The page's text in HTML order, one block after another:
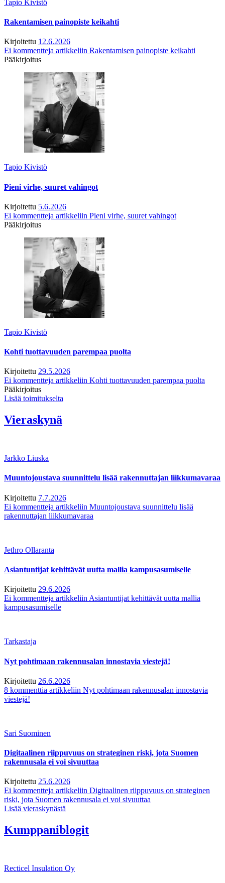
Tapio Kivistö
Rakentamisen painopiste keikahti
Kirjoitettu 12.6.2026
Ei kommentteja artikkeliin Rakentamisen painopiste keikahti
Pääkirjoitus
Tapio Kivistö
Pieni virhe, suuret vahingot
Kirjoitettu 5.6.2026
Ei kommentteja artikkeliin Pieni virhe, suuret vahingot
Pääkirjoitus
Tapio Kivistö
Kohti tuottavuuden parempaa puolta
Kirjoitettu 29.5.2026
Ei kommentteja artikkeliin Kohti tuottavuuden parempaa puolta
Pääkirjoitus
Lisää toimitukselta
Vieraskynä
Jarkko Liuska
Muuntojoustava suunnittelu lisää rakennuttajan liikkumavaraa
Kirjoitettu 7.7.2026
Ei kommentteja artikkeliin Muuntojoustava suunnittelu lisää
rakennuttajan liikkumavaraa
Jethro Ollaranta
Asiantuntijat kehittävät uutta mallia kampusasumiselle
Kirjoitettu 29.6.2026
Ei kommentteja artikkeliin Asiantuntijat kehittävät uutta mallia
kampusasumiselle
Tarkastaja
Nyt pohtimaan rakennusalan innostavia viestejä!
Kirjoitettu 26.6.2026
8 kommenttia artikkeliin Nyt pohtimaan rakennusalan innostavia
viestejä!
Sari Suominen
Digitaalinen riippuvuus on strateginen riski, jota Suomen
rakennusala ei voi sivuuttaa
Kirjoitettu 25.6.2026
Ei kommentteja artikkeliin Digitaalinen riippuvuus on strateginen
riski, jota Suomen rakennusala ei voi sivuuttaa
Lisää vieraskynästä
Kumppaniblogit
Recticel Insulation Oy